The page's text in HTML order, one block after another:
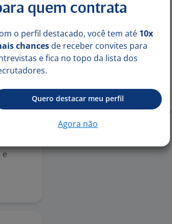
mais
a
e
Auditiva
Visual
Psicossocial
quem contrata
o perfil destacado, você tem até 10x
chances de receber convites para
e fica no topo da lista dos
Quero destacar meu perfil
Agora não